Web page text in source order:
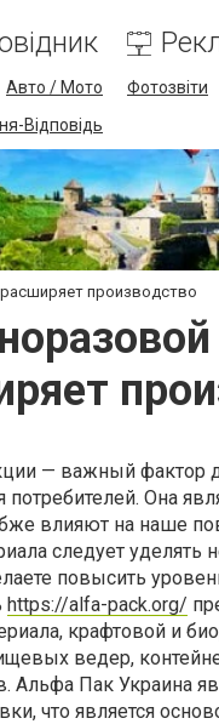
Авто / Мото Фотозвіти
Відповідь
производство
— важный фактор
Она
влияют на наше
следует уделять
повысить
https://alfa-pack.org/
крафтовой и
ведер,
Альфа Пак Украина
что является